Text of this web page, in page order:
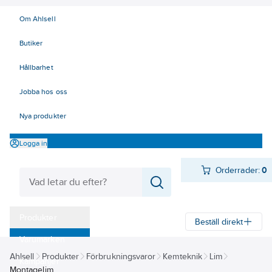
Om Ahlsell
Butiker
Hållbarhet
Jobba hos oss
Nya produkter
Logga in
Orderrader:0
Varumärken
Kampanjer
Beställ direkt
Ahlsell Produkter Förbrukningsvaror Kemteknik
Lim
Montagelim